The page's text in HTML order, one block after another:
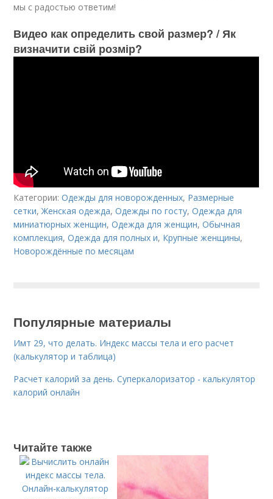
мы с радостью ответим!
Видео как определить свой размер? / Як
визначити свій розмір?
Категории:Одежды для новорожденных, Размерные
сетки,Женская одежда,Одежды по госту,Одежда для
миниатюрных женщин,Одежда для женщин,Обычная
комплекция,Одежда для полных и, Крупные женщины,
Новорождённые по месяцам
Популярные материалы
Имт 29, что делать. Индекс массы тела и его расчет
(калькулятор и таблица)
Расчет калорий за день. Суперкалоризатор - калькулятор
калорий онлайн
Читайте также